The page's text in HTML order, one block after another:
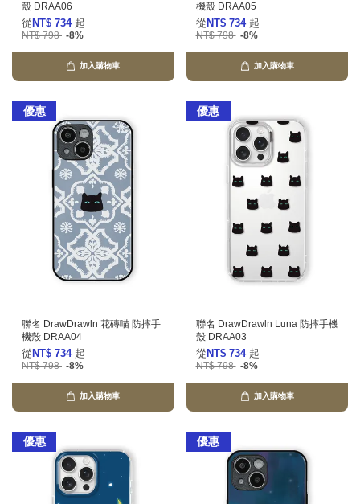
殼 DRAA06
從 NT$ 734 起
NT$ 798 -8%
加入購物車
機殼 DRAA05
從 NT$ 734 起
NT$ 798 -8%
加入購物車
優惠
聯名 DrawDrawln 花磚喵 防摔手
機殼 DRAA04
從 NT$ 734 起
NT$ 798 -8%
加入購物車
優惠
聯名 DrawDrawln Luna 防摔手機
殼 DRAA03
從 NT$ 734 起
NT$ 798 -8%
加入購物車
優惠 優惠